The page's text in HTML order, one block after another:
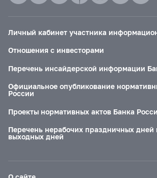
Личный кабинет участника
Отношения с инвесторами
Перечень инсайдерской информации
Официальное опубликование
России
Проекты нормативных актов Банка
Перечень нерабочих праздничных дней
выходных дней